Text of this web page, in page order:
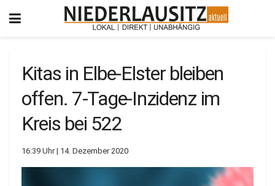
Kitas in Elbe-Elster bleiben
offen. 7-Tage-Inzidenz im
Kreis bei 522
16:39 Uhr | 14. Dezember 2020